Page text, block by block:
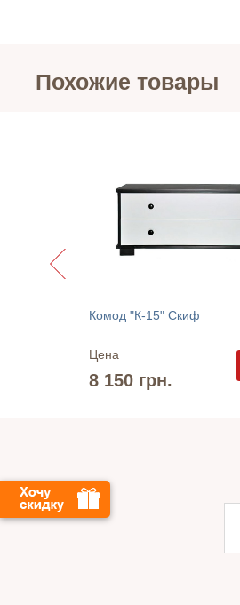
Похожие товары
Комод "К-15" Скиф
Цена
8 150 грн.